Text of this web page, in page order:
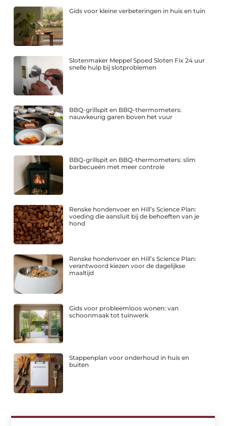
Gids voor kleine verbeteringen in huis en tuin
Slotenmaker Meppel Spoed Sloten Fix 24 uur
snelle hulp bij slotproblemen
BBQ-grillspit en BBQ-thermometers:
nauwkeurig garen boven het vuur
BBQ-grillspit en BBQ-thermometers: slim
barbecueën met meer controle
Renske hondenvoer en Hill’s Science Plan:
voeding die aansluit bij de behoeften van je
hond
Renske hondenvoer en Hill’s Science Plan:
verantwoord kiezen voor de dagelijkse
maaltijd
Gids voor probleemloos wonen: van
schoonmaak tot tuinwerk
Stappenplan voor onderhoud in huis en
buiten